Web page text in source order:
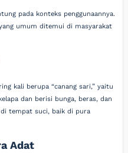
pada konteks penggunaannya.
umum ditemui di masyarakat
kali berupa “canang sari,” yaitu
dan berisi bunga, beras, dan
di tempat suci, baik di pura
Adat